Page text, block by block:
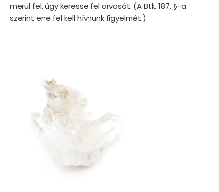
merül fel, úgy keresse fel orvosát. (A Btk. 187. §-a
szerint erre fel kell hívnunk figyelmét.)